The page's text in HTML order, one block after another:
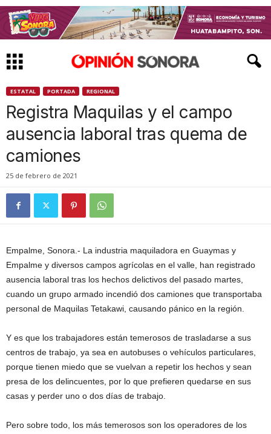
ESTATAL PORTADA REGIONAL
Registra Maquilas y el campo
ausencia laboral tras quema de
camiones
25 de febrero de 2021
Empalme, Sonora.- La industria maquiladora en Guaymas y
Empalme y diversos campos agrícolas en el valle, han registrado
ausencia laboral tras los hechos delictivos del pasado martes,
cuando un grupo armado incendió dos camiones que transportaba
personal de Maquilas Tetakawi, causando pánico en la región.
Y es que los trabajadores están temerosos de trasladarse a sus
centros de trabajo, ya sea en autobuses o vehículos particulares,
porque tienen miedo que se vuelvan a repetir los hechos y sean
presa de los delincuentes, por lo que prefieren quedarse en sus
casas y perder uno o dos días de trabajo.
Pero sobre todo, los más temerosos son los operadores de los